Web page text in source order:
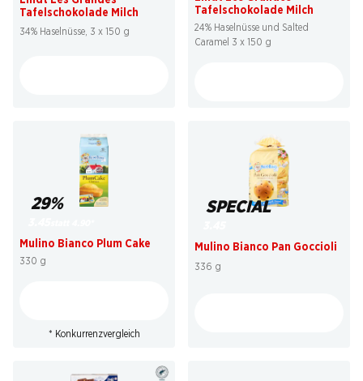
Tafelschokolade Milch
34% Haselnüsse, 3 x 150 g
Tafelschokolade Milch
24% Haselnüsse und Salted
Caramel 3 x 150 g
29%
Mulino Bianco Plum Cake
330 g
* Konkurrenzvergleich
SPECIAL
Mulino Bianco Pan Goccioli
336 g